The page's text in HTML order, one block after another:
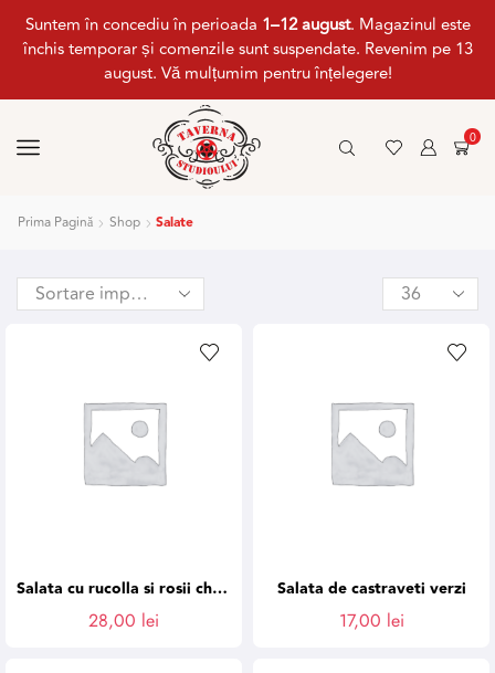
Suntem în concediu în perioada 1–12 august. Magazinul este
închis temporar și comenzile sunt suspendate. Revenim pe 13
august. Vă mulțumim pentru înțelegere!
0
Prima Pagină Shop Salate
Salata cu rucolla si rosii cherry
28,00 lei
Salata de castraveti verzi
17,00 lei